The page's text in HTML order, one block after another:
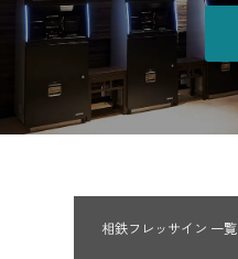
相鉄フレッサイン 一覧